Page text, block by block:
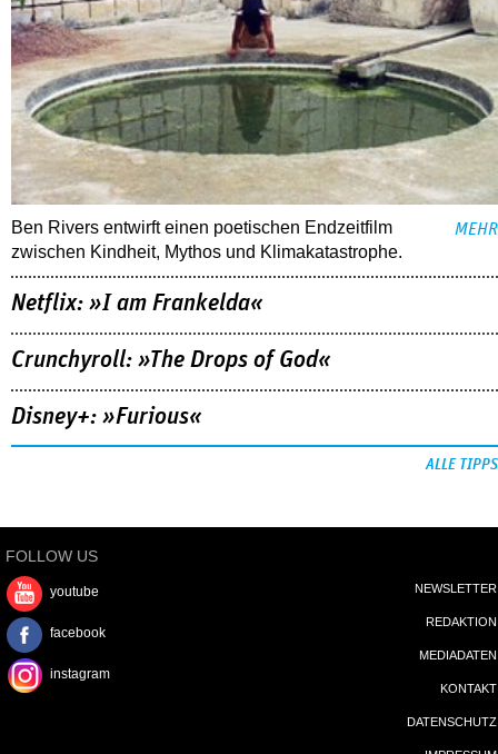
Ben Rivers entwirft einen poetischen Endzeitfilm
zwischen Kindheit, Mythos und Klimakatastrophe.
MEHR
Netflix: »I am Frankelda«
Crunchyroll: »The Drops of God«
Disney+: »Furious«
ALLE TIPPS
FOLLOW US
youtube
facebook
instagram
NEWSLETTER
REDAKTION
MEDIADATEN
KONTAKT
DATENSCHUTZ